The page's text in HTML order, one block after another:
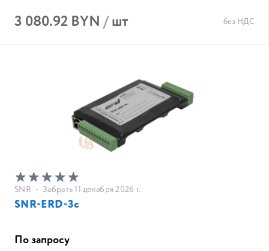
3 080.92 BYN/шт без НДС
SNR • Забрать 11 декабря 2026 г.
SNR-ERD-3c
По запросу